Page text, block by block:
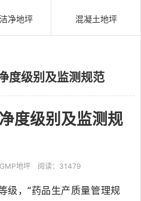
净地坪 混凝土地坪
度级别及监测规范
度级别及监测规
地坪 阅读：31479
级，“药品生产质量管理规